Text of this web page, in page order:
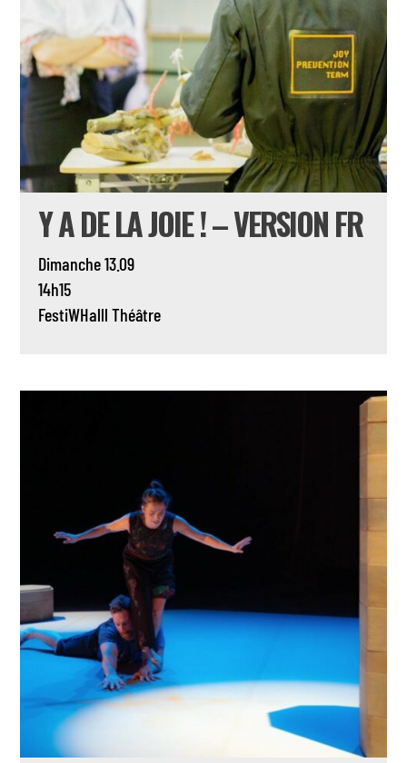
Y A DE LA JOIE ! – VERSION FR
Dimanche 13.09
14h15
FestiWHalll Théâtre